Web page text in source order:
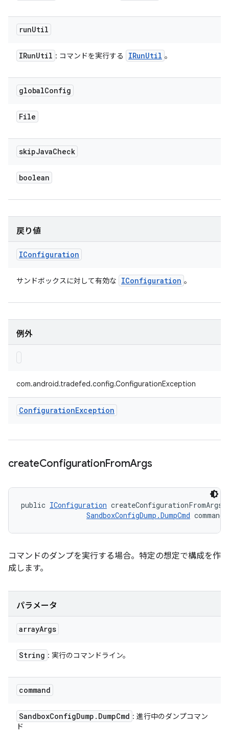
runUtil
IRunUtil : コマンドを実行する IRunUtil 。
globalConfig
File
skipJavaCheck
boolean
戻り値
IConfiguration
サンドボックスに対して有効な IConfiguration 。
例外
com.android.tradefed.config.ConfigurationException
ConfigurationException
createConfigurationFromArgs
public IConfiguration
SandboxConfigDump.DumpCmd command)
コマンドのダンプを実行する場合。特定の想定で構成を作
成します。
パラメータ
arrayArgs
String : 実行のコマンドライン。
command
SandboxConfigDump . DumpCmd : 進行中のダンプコマン
ド